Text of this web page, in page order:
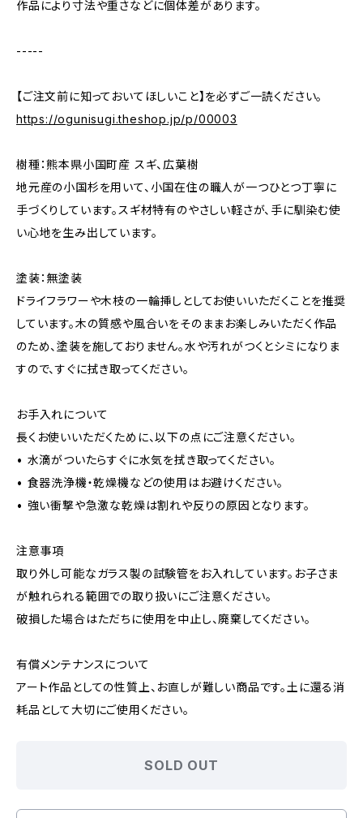
作品により寸法や重さなどに個体差があります。
-----
【ご注文前に知っておいてほしいこと】を必ずご一読ください。
https://ogunisugi.theshop.jp/p/00003
樹種：熊本県小国町産 スギ、広葉樹
地元産の小国杉を用いて、小国在住の職人が一つひとつ丁寧に
手づくりしています。スギ材特有のやさしい軽さが、手に馴染む使
い心地を生み出しています。
塗装：無塗装
ドライフラワーや木枝の一輪挿しとしてお使いいただくことを推奨
しています。木の質感や風合いをそのままお楽しみいただく作品
のため、塗装を施しておりません。水や汚れがつくとシミになりま
すので、すぐに拭き取ってください。
お手入れについて
長くお使いいただくために、以下の点にご注意ください。
• 水滴がついたらすぐに水気を拭き取ってください。
• 食器洗浄機・乾燥機などの使用はお避けください。
• 強い衝撃や急激な乾燥は割れや反りの原因となります。
注意事項
取り外し可能なガラス製の試験管をお入れしています。お子さま
が触れられる範囲での取り扱いにご注意ください。
破損した場合はただちに使用を中止し、廃棄してください。
有償メンテナンスについて
アート作品としての性質上、お直しが難しい商品です。土に還る消
耗品として大切にご使用ください。
SOLD OUT